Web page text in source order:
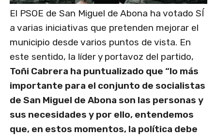
El PSOE de San Miguel de Abona ha votado SÍ
a varias iniciativas que pretenden mejorar el
municipio desde varios puntos de vista. En
este sentido, la líder y portavoz del partido,
Toñi Cabrera ha puntualizado que “lo más
importante para el conjunto de socialistas
de San Miguel de Abona son las personas y
sus necesidades y por ello, entendemos
que, en estos momentos, la política debe